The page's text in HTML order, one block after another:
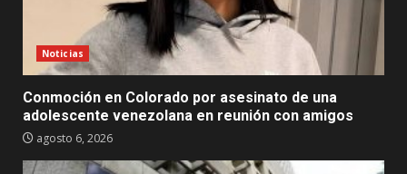
Noticias
Conmoción en Colorado por asesinato de una
adolescente venezolana en reunión con amigos
agosto 6, 2026